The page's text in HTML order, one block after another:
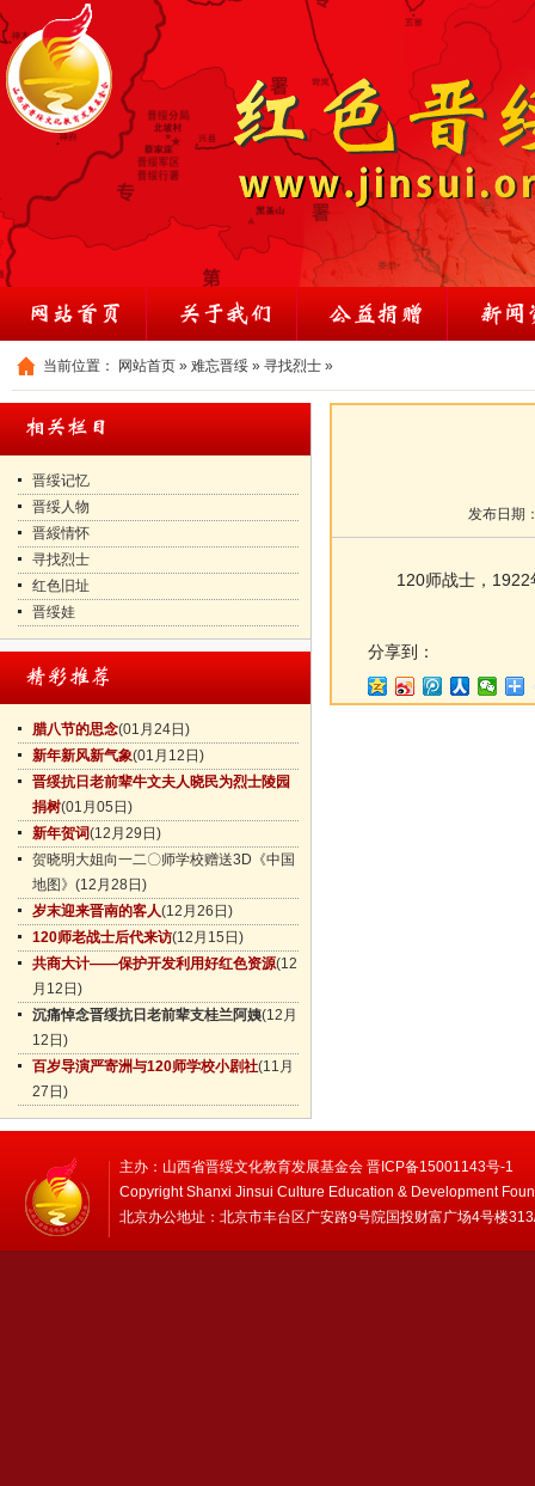
当前位置： 网站首页 » 难忘晋绥 » 寻找烈士 »
晋绥记忆
晋绥人物
晋綏情怀
寻找烈士
红色旧址
晋绥娃
腊八节的思念(01月24日)
新年新风新气象(01月12日)
晋绥抗日老前辈牛文夫人晓民为烈士陵园
捐树(01月05日)
新年贺词(12月29日)
贺晓明大姐向一二〇师学校赠送3D《中国
地图》 (12月28日)
岁末迎来晋南的客人(12月26日)
120师老战士后代来访(12月15日)
共商大计——保护开发利用好红色资源(12
月12日)
沉痛悼念晋绥抗日老前辈支桂兰阿姨(12月
12日)
百岁导演严寄洲与120师学校小剧社(11月
27日)
发布日期
120师战士，1922
分享到：
主办：山西省晋绥文化教育发展基金会 晋ICP备15001143号-1
Copyright Shanxi Jinsui Culture Education & Development
北京办公地址：北京市丰台区广安路9号院国投财富广场4号楼